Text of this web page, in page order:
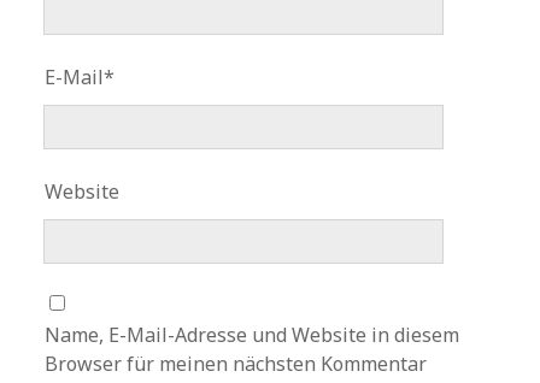
E-Mail*
Website
Name, E-Mail-Adresse und Website in diesem
Browser für meinen nächsten Kommentar